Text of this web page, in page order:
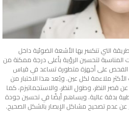
التي تنكسر بها الأشعة الضوئية داخل
لتحسين الرؤية بأعلى درجة ممكنة من
الفحص على أجهزة متطورة تساعد في قياس
الأكثر ملاءمة لكل عين. ويُعد هذا الاختبار من
النظر، وطول النظر، والاستجماتيزم، كما
بدقة عالية. ويساهم أيضًا في تحسين جودة
عن عدم تصحيح مشاكل الإبصار بالشكل الصحيح.